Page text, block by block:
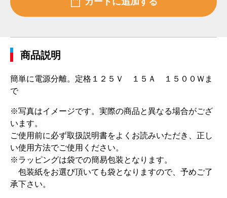
商品説明
簡単に電源分離。定格１２５Ｖ １５Ａ １５００Ｗま
で
※写真はイメージです。実際の商品と異なる場合がござ
います。
ご使用前に必ず取扱説明書をよくお読みいただき、正し
い使用方法でご使用ください。
※ラッピングは袋での簡易包装となります。
包装紙をお選び頂いても袋となりますので、予めご了
承下さい。